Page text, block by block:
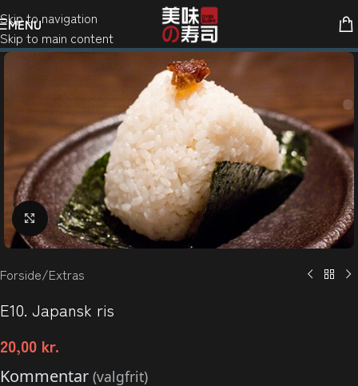
Skip to navigation
Skip to main content
MENU
Klik for at forstørre
Forside/Extras
E10. Japansk ris
20,00 kr.